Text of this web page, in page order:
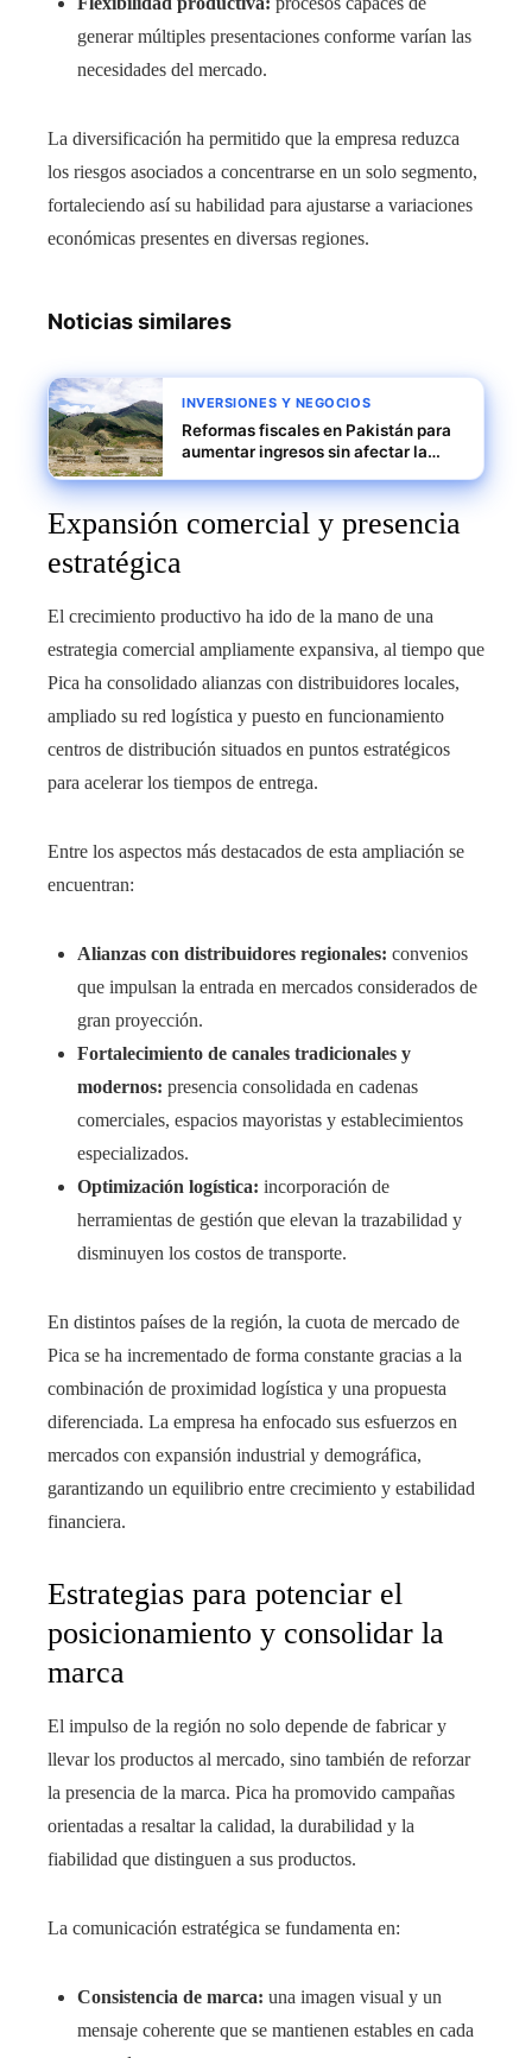
generar múltiples presentaciones conforme varían las
necesidades del mercado.
La diversificación ha permitido que la empresa reduzca
los riesgos asociados a concentrarse en un solo segmento,
fortaleciendo así su habilidad para ajustarse a variaciones
económicas presentes en diversas regiones.
Noticias similares
INVERSIONES Y NEGOCIOS
Reformas fiscales en Pakistán para
aumentar ingresos sin afectar la
Expansión comercial y presencia
estratégica
El crecimiento productivo ha ido de la mano de una
estrategia comercial ampliamente expansiva, al tiempo que
Pica ha consolidado alianzas con distribuidores locales,
ampliado su red logística y puesto en funcionamiento
centros de distribución situados en puntos estratégicos
para acelerar los tiempos de entrega.
Entre los aspectos más destacados de esta ampliación se
encuentran:
Alianzas con distribuidores regionales: convenios
que impulsan la entrada en mercados considerados de
gran proyección.
Fortalecimiento de canales tradicionales y
modernos: presencia consolidada en cadenas
comerciales, espacios mayoristas y establecimientos
especializados.
Optimización logística: incorporación de
herramientas de gestión que elevan la trazabilidad y
disminuyen los costos de transporte.
En distintos países de la región, la cuota de mercado de
Pica se ha incrementado de forma constante gracias a la
combinación de proximidad logística y una propuesta
diferenciada. La empresa ha enfocado sus esfuerzos en
mercados con expansión industrial y demográfica,
garantizando un equilibrio entre crecimiento y estabilidad
financiera.
Estrategias para potenciar el
posicionamiento y consolidar la
marca
El impulso de la región no solo depende de fabricar y
llevar los productos al mercado, sino también de reforzar
la presencia de la marca. Pica ha promovido campañas
orientadas a resaltar la calidad, la durabilidad y la
fiabilidad que distinguen a sus productos.
La comunicación estratégica se fundamenta en:
Consistencia de marca: una imagen visual y un
mensaje coherente que se mantienen estables en cada